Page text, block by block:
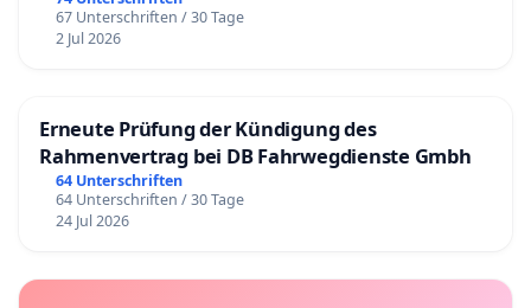
67 Unterschriften / 30 Tage
2 Jul 2026
Erneute Prüfung der Kündigung des
Rahmenvertrag bei DB Fahrwegdienste Gmbh
64 Unterschriften
64 Unterschriften / 30 Tage
24 Jul 2026